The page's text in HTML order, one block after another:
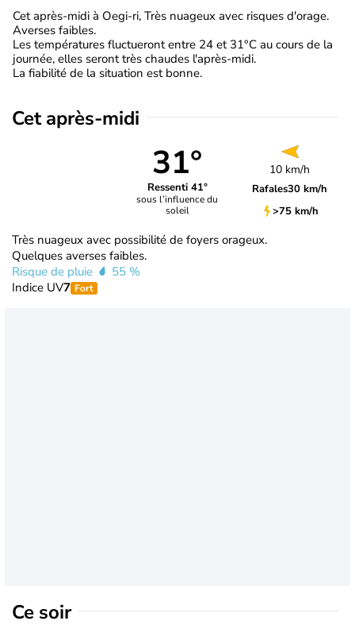
Cet après-midi à Oegi-ri, Très nuageux avec risques d'orage.
Averses faibles.
Les températures fluctueront entre 24 et 31°C au cours de la
journée, elles seront très chaudes l'après-midi.
La fiabilité de la situation est bonne.
Cet après-midi
31°
Ressenti 41°
sous l’influence du
soleil
10 km/h
Rafales30 km/h
>75 km/h
Très nuageux avec possibilité de foyers orageux.
Quelques averses faibles.
Risque de pluie
55 %
Indice UV7 Fort
Ce soir